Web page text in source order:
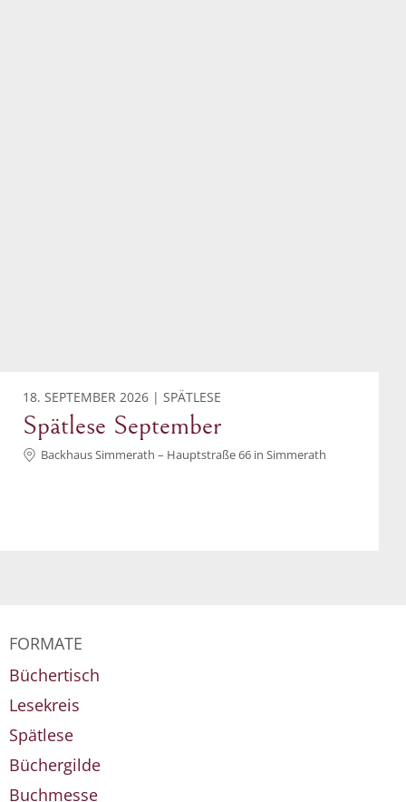
18. SEPTEMBER 2026 | SPÄTLESE
Spätlese September
Backhaus Simmerath – Hauptstraße 66 in Simmerath
FORMATE
Büchertisch
Lesekreis
Spätlese
Büchergilde
Buchmesse